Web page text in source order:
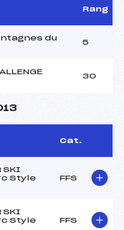
Rang
du
5
30
Cat.
SKI
Style
FFS
SKI
Style
FFS